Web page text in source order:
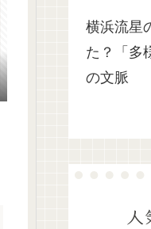
横浜流星
た？「多
の文脈
人